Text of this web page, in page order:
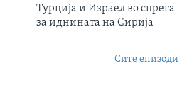
Турција и Израел во спрега
за иднината на Сирија
Сите епизоди